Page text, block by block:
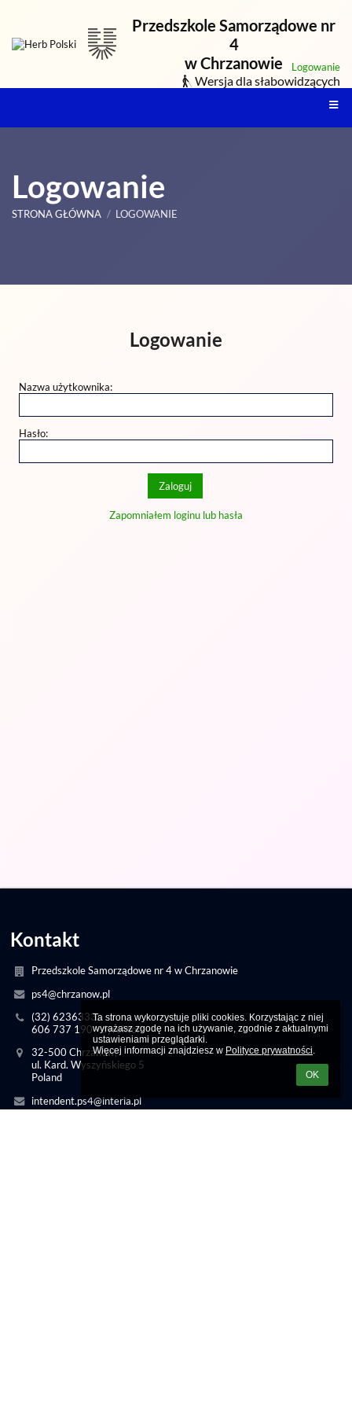
Ta strona wykorzystuje pliki cookies. Korzystając z niej
wyrażasz zgodę na ich używanie, zgodnie z aktualnymi
ustawieniami przeglądarki.
Więcej informacji znajdziesz w Polityce prywatności.
OK
Przedszkole Samorządowe nr
4
w Chrzanowie
Logowanie
Wersja dla słabowidzących
Logowanie
STRONA GŁÓWNA / LOGOWANIE
Logowanie
Nazwa użytkownika:
Hasło:
Zapomniałem loginu lub hasła
Kontakt
Przedszkole Samorządowe nr 4 w Chrzanowie
ps4@chrzanow.pl
(32) 6236333,
606 737 190 - dyrektor
32-500 Chrzanów,
ul. Kard. Wyszyńskiego 5
Poland
intendent.ps4@interia.pl